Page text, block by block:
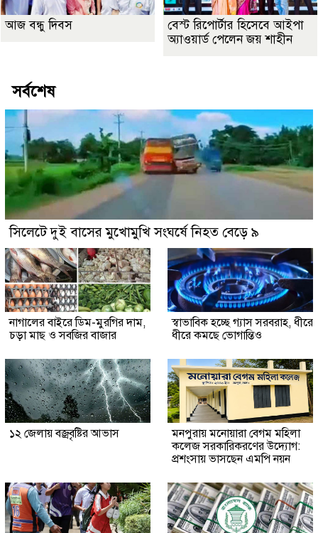
আজ বন্ধু দিবস
বেস্ট রিপোর্টার হিসেবে আইপা
অ্যাওয়ার্ড পেলেন জয় শাহীন
সর্বশেষ
সিলেটে দুই বাসের মুখোমুখি সংঘর্ষে নিহত বেড়ে ৯
নাগালের বাইরে ডিম-মুরগির দাম,
চড়া মাছ ও সবজির বাজার
স্বাভাবিক হচ্ছে গ্যাস সরবরাহ, ধীরে
ধীরে কমছে ভোগান্তিও
১২ জেলায় বজ্রবৃষ্টির আভাস
মনপুরায় মনোয়ারা বেগম মহিলা
কলেজ সরকারিকরণের উদ্যোগ:
প্রশংসায় ভাসছেন এমপি নয়ন